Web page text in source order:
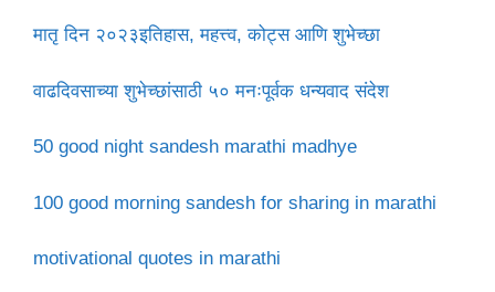
मातृ दिन २०२३इतिहास, महत्त्व, कोट्स आणि शुभेच्छा
वाढदिवसाच्या शुभेच्छांसाठी ५० मनःपूर्वक धन्यवाद संदेश
50 good night sandesh marathi madhye
100 good morning sandesh for sharing in marathi
motivational quotes in marathi